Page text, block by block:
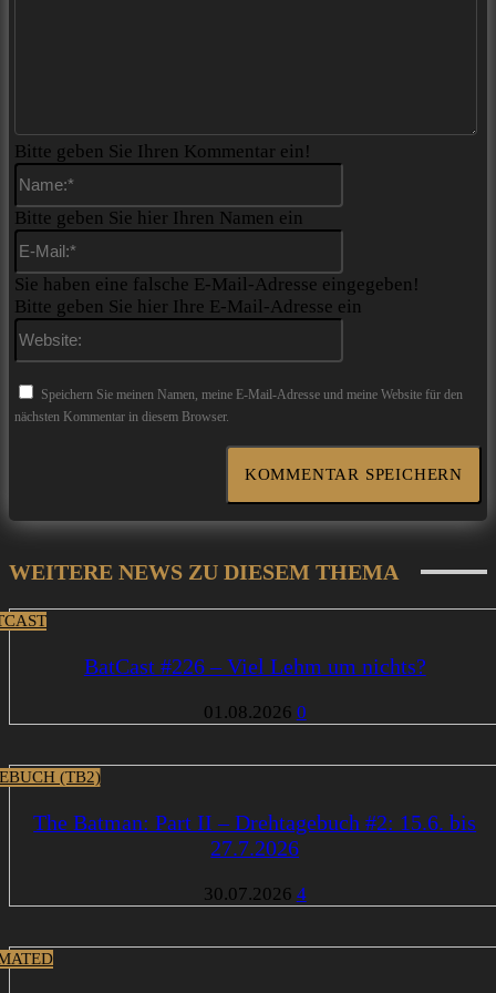
Bitte geben Sie Ihren Kommentar ein!
Bitte geben Sie hier Ihren Namen ein
Sie haben eine falsche E-Mail-Adresse eingegeben!
Bitte geben Sie hier Ihre E-Mail-Adresse ein
Speichern Sie meinen Namen, meine E-Mail-Adresse und meine Website für den
nächsten Kommentar in diesem Browser.
WEITERE NEWS ZU DIESEM THEMA
BatCast #226 – Viel Lehm um nichts?
01.08.2026 0
(TB2)
The Batman: Part II – Drehtagebuch #2: 15.6. bis
27.7.2026
30.07.2026 4